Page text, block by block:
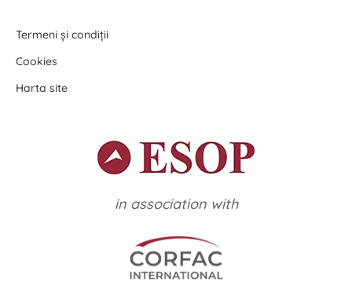
Termeni și condiții
Cookies
Harta site
in association with